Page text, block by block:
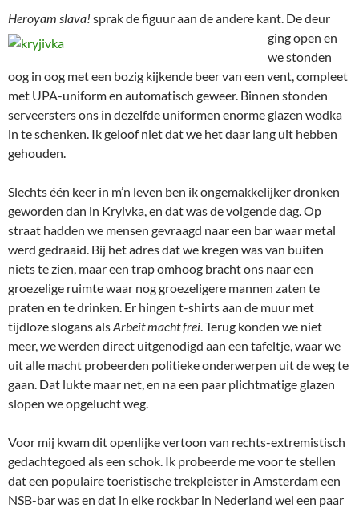
Heroyam slava! sprak de figuur aan de andere kant. De deur
ging open en
we stonden
oog in oog met een bozig kijkende beer van een vent, compleet
met UPA-uniform en automatisch geweer. Binnen stonden
serveersters ons in dezelfde uniformen enorme glazen wodka
in te schenken. Ik geloof niet dat we het daar lang uit hebben
gehouden.
Slechts één keer in m’n leven ben ik ongemakkelijker dronken
geworden dan in Kryivka, en dat was de volgende dag. Op
straat hadden we mensen gevraagd naar een bar waar metal
werd gedraaid. Bij het adres dat we kregen was van buiten
niets te zien, maar een trap omhoog bracht ons naar een
groezelige ruimte waar nog groezeligere mannen zaten te
praten en te drinken. Er hingen t-shirts aan de muur met
tijdloze slogans alsArbeit macht frei. Terug konden we niet
meer, we werden direct uitgenodigd aan een tafeltje, waar we
uit alle macht probeerden politieke onderwerpen uit de weg te
gaan. Dat lukte maar net, en na een paar plichtmatige glazen
slopen we opgelucht weg.
Voor mij kwam dit openlijke vertoon van rechts-extremistisch
gedachtegoed als een schok. Ik probeerde me voor te stellen
dat een populaire toeristische trekpleister in Amsterdam een
NSB-bar was en dat in elke rockbar in Nederland wel een paar